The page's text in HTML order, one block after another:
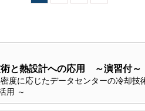
と熱設計への応用 ～演習付～
度に応じたデータセンターの冷却
用 ～